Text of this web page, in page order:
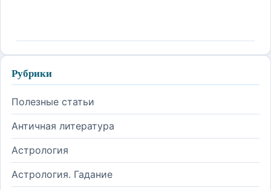
Рубрики
Полезные статьи
Античная литература
Астрология
Астрология. Гадание